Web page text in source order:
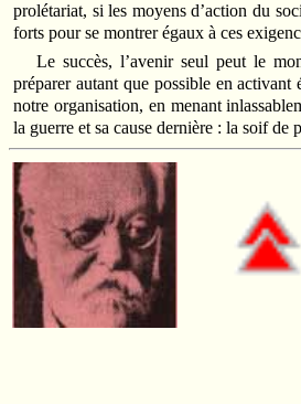
prolétariat, si les moyens d’action du
forts pour se montrer égaux à ces
Le succès, l’avenir seul peut le
préparer autant que possible en activant
notre organisation, en menant
la guerre et sa cause dernière : la soif de